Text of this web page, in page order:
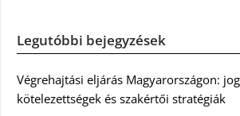
Legutóbbi bejegyzések
Végrehajtási eljárás Magyarországon:
kötelezettségek és szakértői stratégiák